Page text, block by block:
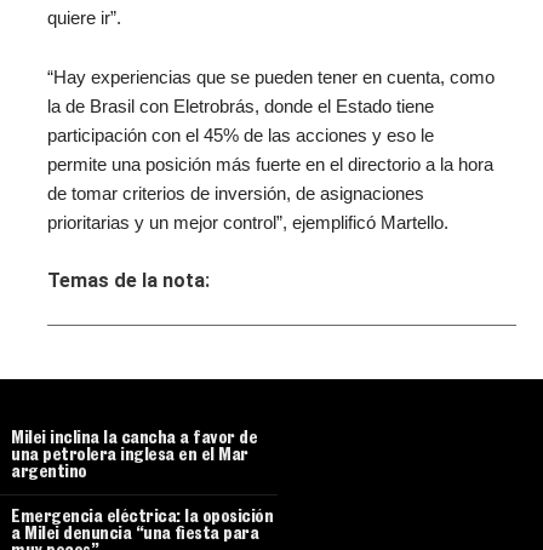
quiere ir”.
“Hay experiencias que se pueden tener en cuenta, como
la de Brasil con Eletrobrás, donde el Estado tiene
participación con el 45% de las acciones y eso le
permite una posición más fuerte en el directorio a la hora
de tomar criterios de inversión, de asignaciones
prioritarias y un mejor control”, ejemplificó Martello.
Temas de la nota:
Milei inclina la cancha a favor de
una petrolera inglesa en el Mar
argentino
Emergencia eléctrica: la oposición
a Milei denuncia “una fiesta para